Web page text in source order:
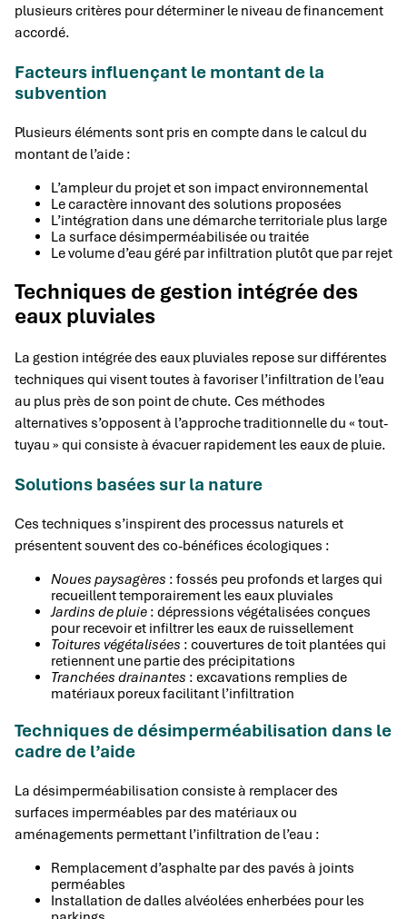
plusieurs critères pour déterminer le niveau de financement
accordé.
Facteurs influençant le montant de la
subvention
Plusieurs éléments sont pris en compte dans le calcul du
montant de l’aide :
L’ampleur du projet et son impact environnemental
Le caractère innovant des solutions proposées
L’intégration dans une démarche territoriale plus large
La surface désimperméabilisée ou traitée
Le volume d’eau géré par infiltration plutôt que par rejet
Techniques de gestion intégrée des
eaux pluviales
La gestion intégrée des eaux pluviales repose sur différentes
techniques qui visent toutes à favoriser l’infiltration de l’eau
au plus près de son point de chute. Ces méthodes
alternatives s’opposent à l’approche traditionnelle du « tout-
tuyau » qui consiste à évacuer rapidement les eaux de pluie.
Solutions basées sur la nature
Ces techniques s’inspirent des processus naturels et
présentent souvent des co-bénéfices écologiques :
Noues paysagères : fossés peu profonds et larges qui
recueillent temporairement les eaux pluviales
Jardins de pluie : dépressions végétalisées conçues
pour recevoir et infiltrer les eaux de ruissellement
Toitures végétalisées : couvertures de toit plantées qui
retiennent une partie des précipitations
Tranchées drainantes : excavations remplies de
matériaux poreux facilitant l’infiltration
Techniques de désimperméabilisation dans le
cadre de l’aide
La désimperméabilisation consiste à remplacer des
surfaces imperméables par des matériaux ou
aménagements permettant l’infiltration de l’eau :
Remplacement d’asphalte par des pavés à joints
perméables
Installation de dalles alvéolées enherbées pour les